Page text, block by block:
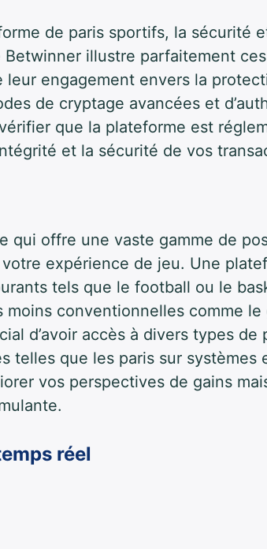
de paris sportifs, la sécurité
illustre parfaitement
leur engagement envers la
de cryptage avancées et
que la plateforme est
et la sécurité de vos
qui offre une vaste gamme de
expérience de jeu. Une
tels que le football ou le
conventionnelles comme le
d’avoir accès à divers types de
telles que les paris sur systèmes
vos perspectives de gains
réel